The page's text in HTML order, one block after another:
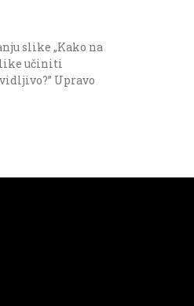
slike „Kako na
učiniti
Upravo